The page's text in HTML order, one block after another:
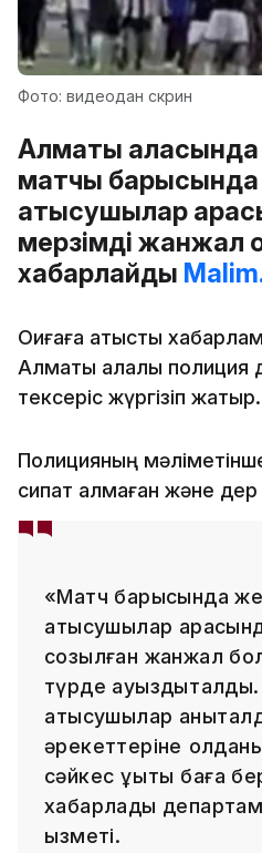
Фото: видеодан скрин
Алматы
матчы барысында
қатысушылар
мерзімді жанжал
хабарлайды
Оқиғаға қатысты
Алматы қалалық полиция
тексеріс жүргізіп жатыр.
Полицияның
сипат алмаған және дер
«Матч барысында
қатысушылар арасында
созылған жанжал
түрде ауыздықталды.
қатысушылар
әрекеттеріне
сәйкес құқықтық баға
хабарлады
қызметі.